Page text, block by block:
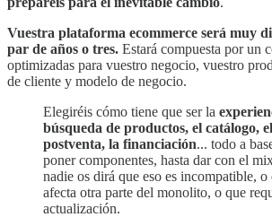
Vuestra plataforma ecommerce será muy
par de años o tres. Estará compuesta por un
optimizadas para vuestro negocio, vuestro
de cliente y modelo de negocio.
Elegiréis cómo tiene que ser la
búsqueda de productos, el catálogo,
postventa, la financiación... todo a
poner componentes, hasta dar con el
nadie os dirá que eso es incompatible,
afecta otra parte del monolito, o que
actualización.